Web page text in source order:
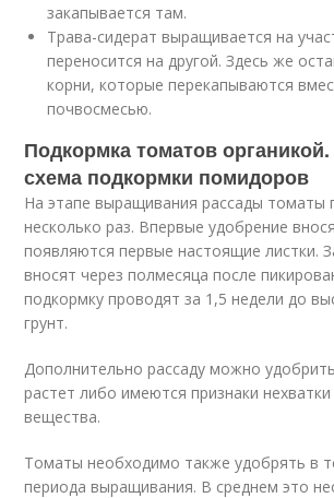
закапывается там.
Трава-сидерат выращивается на
переносится на другой. Здесь же
корни, которые перекапываются
почвосмесью.
Подкормка томатов
схема подкормки помидоров
На этапе выращивания рассады томаты
несколько раз. Впервые удобрение
появляются первые настоящие листки.
вносят через полмесяца после
подкормку проводят за 1,5 недели до
грунт.
Дополнительно рассаду можно
растет либо имеются признаки
вещества.
Томаты необходимо также удобрять в
периода выращивания. В среднем это